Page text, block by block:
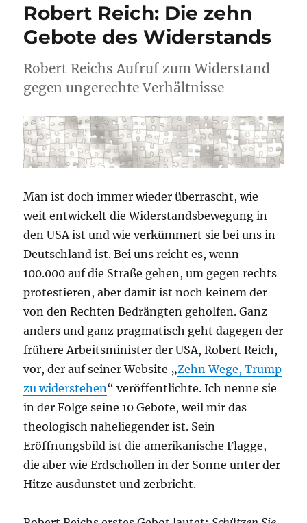
Robert Reich: Die zehn
Gebote des Widerstands
Robert Reichs Aufruf zum Widerstand
gegen ungerechte Verhältnisse
Man ist doch immer wieder überrascht, wie
weit entwickelt die Widerstandsbewegung in
den USA ist und wie verkümmert sie bei uns in
Deutschland ist. Bei uns reicht es, wenn
100.000 auf die Straße gehen, um gegen rechts
protestieren, aber damit ist noch keinem der
von den Rechten Bedrängten geholfen. Ganz
anders und ganz pragmatisch geht dagegen der
frühere Arbeitsminister der USA, Robert Reich,
vor, der auf seiner Website „Zehn Wege, Trump
zu widerstehen“ veröffentlichte. Ich nenne sie
in der Folge seine 10 Gebote, weil mir das
theologisch naheliegender ist. Sein
Eröffnungsbild ist die amerikanische Flagge,
die aber wie Erdschollen in der Sonne unter der
Hitze ausdunstet und zerbricht.